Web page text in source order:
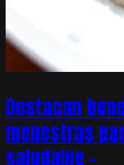
Destacan
menestras
saludable –